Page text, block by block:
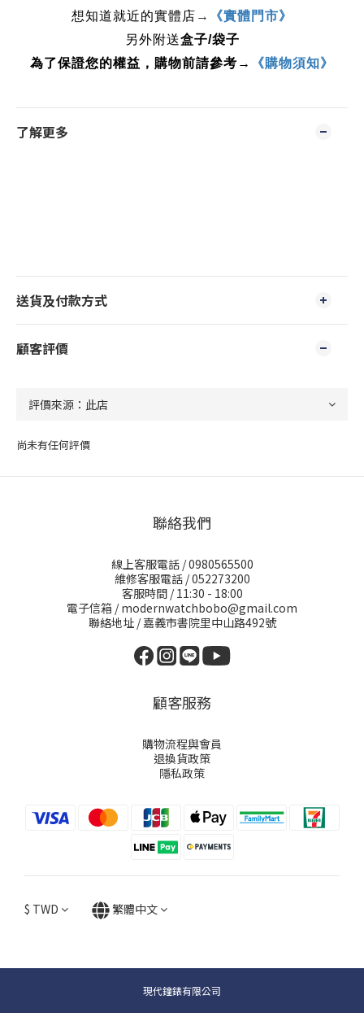
想知道就近的實體店 →
《實體門市》
另外附送盒子/袋子
為了保證您的權益，購物前請參考→
《購物須知》
了解更多
送貨及付款方式
顧客評價
尚未有任何評價
聯絡我們
線上客服電話 / 0980565500
維修客服電話 / 052273200
客服時間 / 11:30 - 18:00
電子信箱 / modernwatchbobo@gmail.com
聯絡地址 / 嘉義市書院里中山路492號
顧客服務
購物流程與會員
退換貨政策
隱私政策
$ TWD 繁體中文
現代鐘錶有限公司